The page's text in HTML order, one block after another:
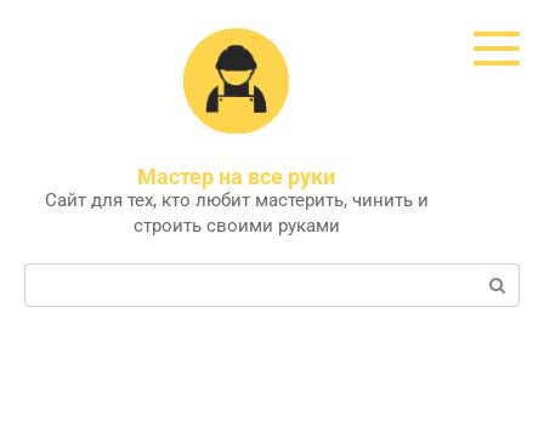
Мастер на все руки
Сайт для тех, кто любит мастерить, чинить и
строить своими руками
Поиск: